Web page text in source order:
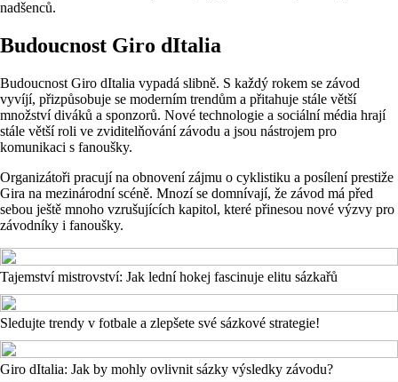
nadšenců.
Budoucnost Giro dItalia
Budoucnost Giro dItalia vypadá slibně. S každý rokem se závod
vyvíjí, přizpůsobuje se moderním trendům a přitahuje stále větší
množství diváků a sponzorů. Nové technologie a sociální média hrají
stále větší roli ve zviditelňování závodu a jsou nástrojem pro
komunikaci s fanoušky.
Organizátoři pracují na obnovení zájmu o cyklistiku a posílení prestiže
Gira na mezinárodní scéně. Mnozí se domnívají, že závod má před
sebou ještě mnoho vzrušujících kapitol, které přinesou nové výzvy pro
závodníky i fanoušky.
Tajemství mistrovství: Jak lední hokej fascinuje elitu sázkařů
Sledujte trendy v fotbale a zlepšete své sázkové strategie!
Giro dItalia: Jak by mohly ovlivnit sázky výsledky závodu?